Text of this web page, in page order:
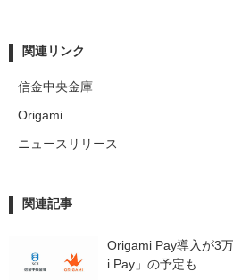
関連リンク
信金中央金庫
Origami
ニュースリリース
関連記事
Origami Pay導入が3
i Pay」の予定も